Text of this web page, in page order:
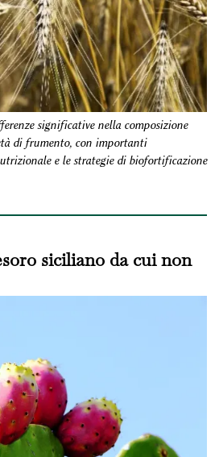
significative nella composizione
di frumento, con importanti
e le strategie di biofortificazione
siciliano da cui non